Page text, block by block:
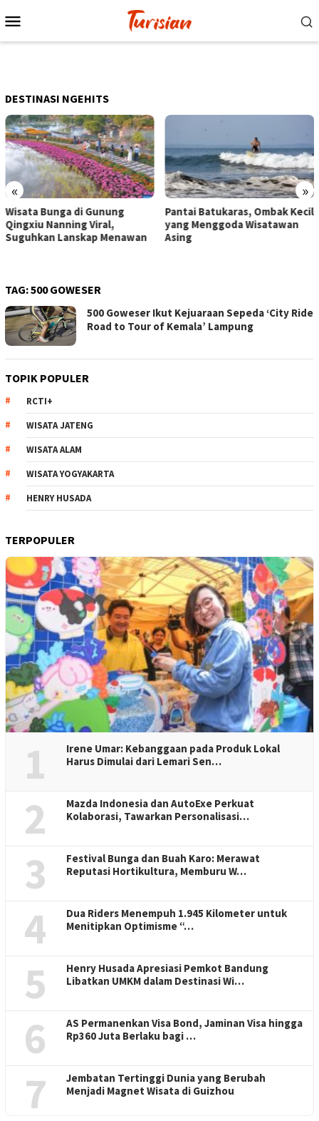
ke
Mobile
DESTINASI NGEHITS
« »
Pantai Batukaras, Ombak Kecil
yang Menggoda Wisatawan
Asing
Senja di Pantai Pangandaran,
Wisatawan Menikmati Sore
dengan Bermain hingga
TAG:500 GOWESER
500 Goweser Ikut Kejuaraan Sepeda ‘City Ride
Road to Tour of Kemala’ Lampung
TOPIK POPULER
RCTI+
WISATA JATENG
WISATA ALAM
WISATA YOGYAKARTA
HENRY HUSADA
TERPOPULER
1
Irene Umar: Kebanggaan pada Produk Lokal
Harus Dimulai dari Lemari Sen…
2
Mazda Indonesia dan AutoExe Perkuat
Kolaborasi, Tawarkan Personalisasi…
3
Festival Bunga dan Buah Karo: Merawat
Reputasi Hortikultura, Memburu W…
4
Dua Riders Menempuh 1.945 Kilometer untuk
Menitipkan Optimisme “…
5
Henry Husada Apresiasi Pemkot Bandung
Libatkan UMKM dalam Destinasi Wi…
6
AS Permanenkan Visa Bond, Jaminan Visa hingga
Rp360 Juta Berlaku bagi …
7
Jembatan Tertinggi Dunia yang Berubah
Menjadi Magnet Wisata di Guizhou